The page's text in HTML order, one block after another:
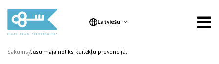
Latviešu
Sākums/Jūsu mājā notiks kaitēkļu prevencija.